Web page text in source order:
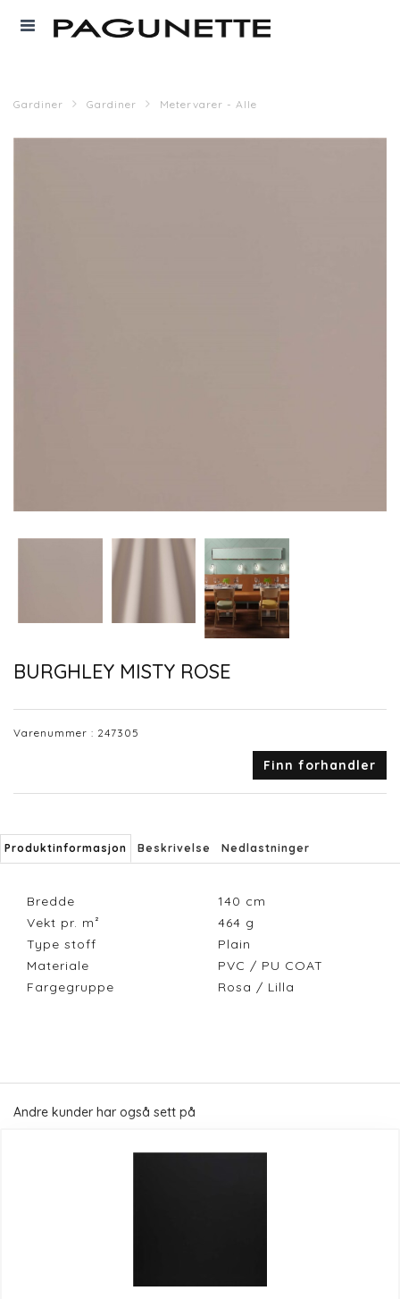
Gardiner Gardiner Metervarer - Alle
BURGHLEY MISTY ROSE
Varenummer : 247305
Finn forhandler
Produktinformasjon Beskrivelse Nedlastninger
Bredde 140 cm
Vekt pr. m²
464 g
Type stoff
Plain
Materiale
PVC / PU COAT
Fargegruppe
Rosa / Lilla
Andre kunder har også sett på